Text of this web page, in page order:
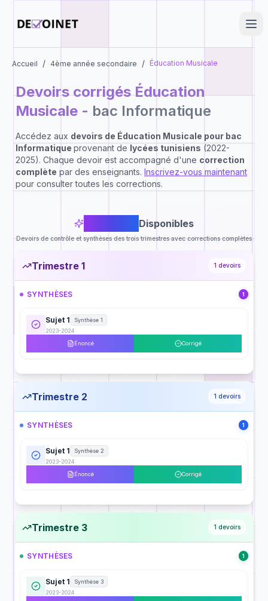
Accueil / 4ème année secondaire / Éducation Musicale
Devoirs corrigésÉducation
Musicale - bac Informatique
Accédez aux devoirs de Éducation Musicale pour bac
Informatique provenant de lycées tunisiens (2022-
2025). Chaque devoir est accompagné d'une correction
complète par des enseignants. Inscrivez-vous maintenant
pour consulter toutes les corrections.
Disponibles
Devoirs de contrôle et synthèses des trois trimestres avec corrections complètes
Trimestre 1 1 devoirs
SYNTHÈSES 1
Sujet 1
Synthèse 1
2023-2024
Énoncé
Corrigé
Trimestre 2 1 devoirs
SYNTHÈSES 1
Sujet 1
Synthèse 2
2023-2024
Énoncé
Corrigé
Trimestre 3 1 devoirs
SYNTHÈSES 1
Sujet 1
Synthèse 3
2023-2024